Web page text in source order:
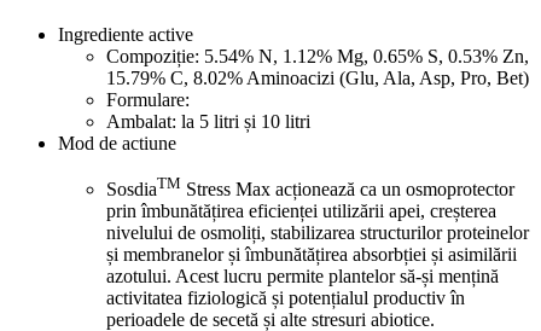
Ingrediente active
Compoziție: 5.54% N, 1.12% Mg, 0.65% S, 0.53% Zn,
15.79% C, 8.02% Aminoacizi (Glu, Ala, Asp, Pro, Bet)
Formulare:
Ambalat: la 5 litri și 10 litri
Mod de actiune
SosdiaTM Stress Max acționează ca un osmoprotector
prin îmbunătățirea eficienței utilizării apei, creșterea
nivelului de osmoliți, stabilizarea structurilor proteinelor
și membranelor și îmbunătățirea absorbției și asimilării
azotului. Acest lucru permite plantelor să-și mențină
activitatea fiziologică și potențialul productiv în
perioadele de secetă și alte stresuri abiotice.